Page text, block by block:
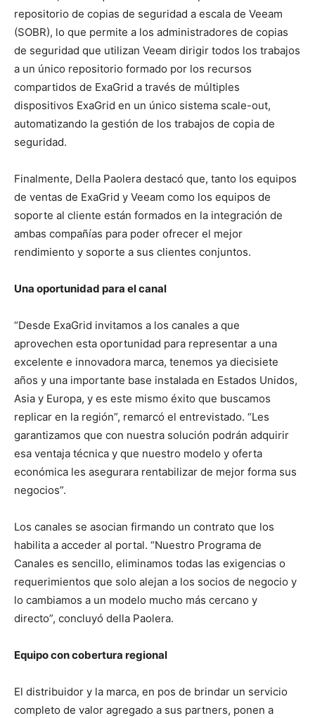
repositorio de copias de seguridad a escala de Veeam
(SOBR), lo que permite a los administradores de copias
de seguridad que utilizan Veeam dirigir todos los trabajos
a un único repositorio formado por los recursos
compartidos de ExaGrid a través de múltiples
dispositivos ExaGrid en un único sistema scale-out,
automatizando la gestión de los trabajos de copia de
seguridad.
Finalmente, Della Paolera destacó que, tanto los equipos
de ventas de ExaGrid y Veeam como los equipos de
soporte al cliente están formados en la integración de
ambas compañías para poder ofrecer el mejor
rendimiento y soporte a sus clientes conjuntos.
Una oportunidad para el canal
“Desde ExaGrid invitamos a los canales a que
aprovechen esta oportunidad para representar a una
excelente e innovadora marca, tenemos ya diecisiete
años y una importante base instalada en Estados Unidos,
Asia y Europa, y es este mismo éxito que buscamos
replicar en la región”, remarcó el entrevistado. “Les
garantizamos que con nuestra solución podrán adquirir
esa ventaja técnica y que nuestro modelo y oferta
económica les asegurara rentabilizar de mejor forma sus
negocios”.
Los canales se asocian firmando un contrato que los
habilita a acceder al portal. “Nuestro Programa de
Canales es sencillo, eliminamos todas las exigencias o
requerimientos que solo alejan a los socios de negocio y
lo cambiamos a un modelo mucho más cercano y
directo”, concluyó della Paolera.
Equipo con cobertura regional
El distribuidor y la marca, en pos de brindar un servicio
completo de valor agregado a sus partners, ponen a